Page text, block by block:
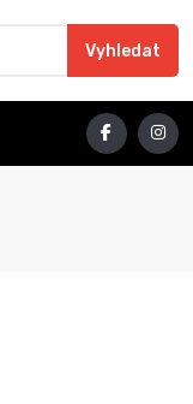
Vyhledat